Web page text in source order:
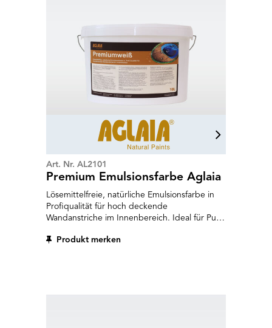
Art. Nr. AL2101
Premium Emulsionsfarbe Aglaia
Lösemittelfreie, natürliche Emulsionsfarbe in
Profiqualität für hoch deckende
Wandanstriche im Innenbereich. Ideal für Putz,
Altanstriche auf Dispersionsbasis.
Produkt merken